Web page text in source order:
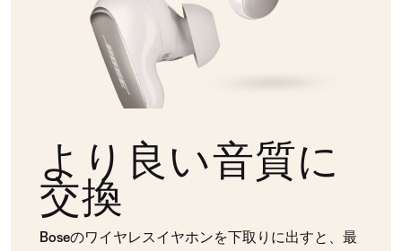
より良い音質に
交換
Boseのワイヤレスイヤホンを下取りに出すと、最